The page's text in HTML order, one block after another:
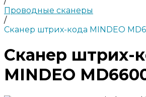
Проводные сканеры
/
Сканер штрих-кода MINDEO
Сканер штрих-
MINDEO